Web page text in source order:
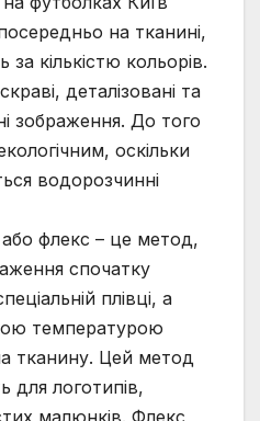
на тканині,
кількістю кольорів.
деталізовані та
зображення. До того
оскільки
водорозчинні
флекс – це метод,
спочатку
плівці, а
температурою
тканину. Цей метод
для логотипів,
малюнків. Флекс